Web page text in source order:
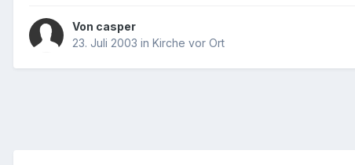
Von casper
23. Juli 2003 in Kirche vor Ort